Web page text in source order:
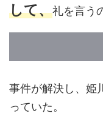
して、礼を言う
事件が解決し、姫
っていた。